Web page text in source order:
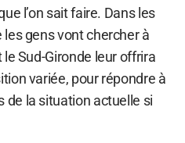
l’on sait faire. Dans les
les gens vont chercher à
Sud-Gironde leur offrira
variée, pour répondre à
la situation actuelle si